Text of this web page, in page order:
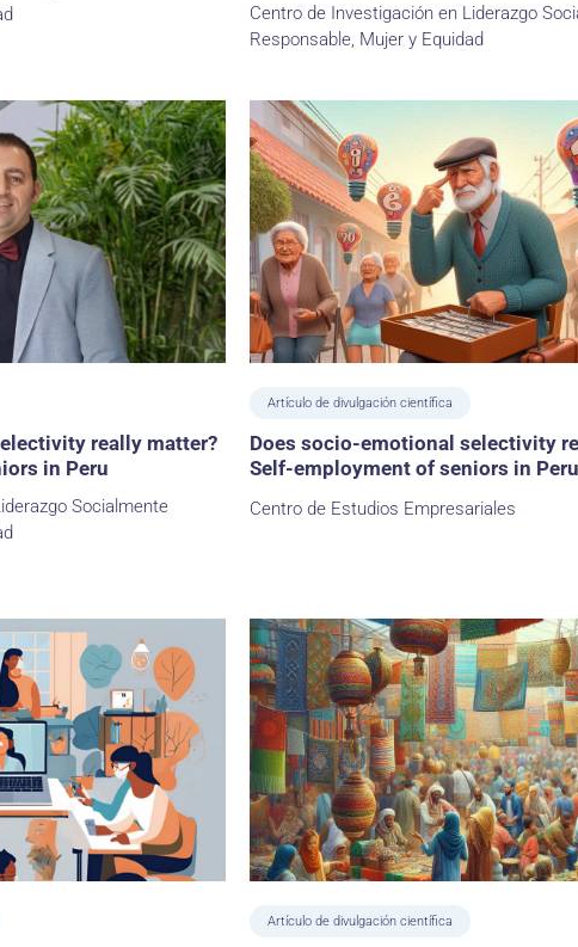
Centro de Investigación en Liderazgo
Responsable, Mujer y Equidad
really matter?
in Peru
Socialmente
Artículo de divulgación científica
Does socio-emotional selectivity
Self-employment of seniors in Peru
Centro de Estudios Empresariales
Artículo de divulgación científica